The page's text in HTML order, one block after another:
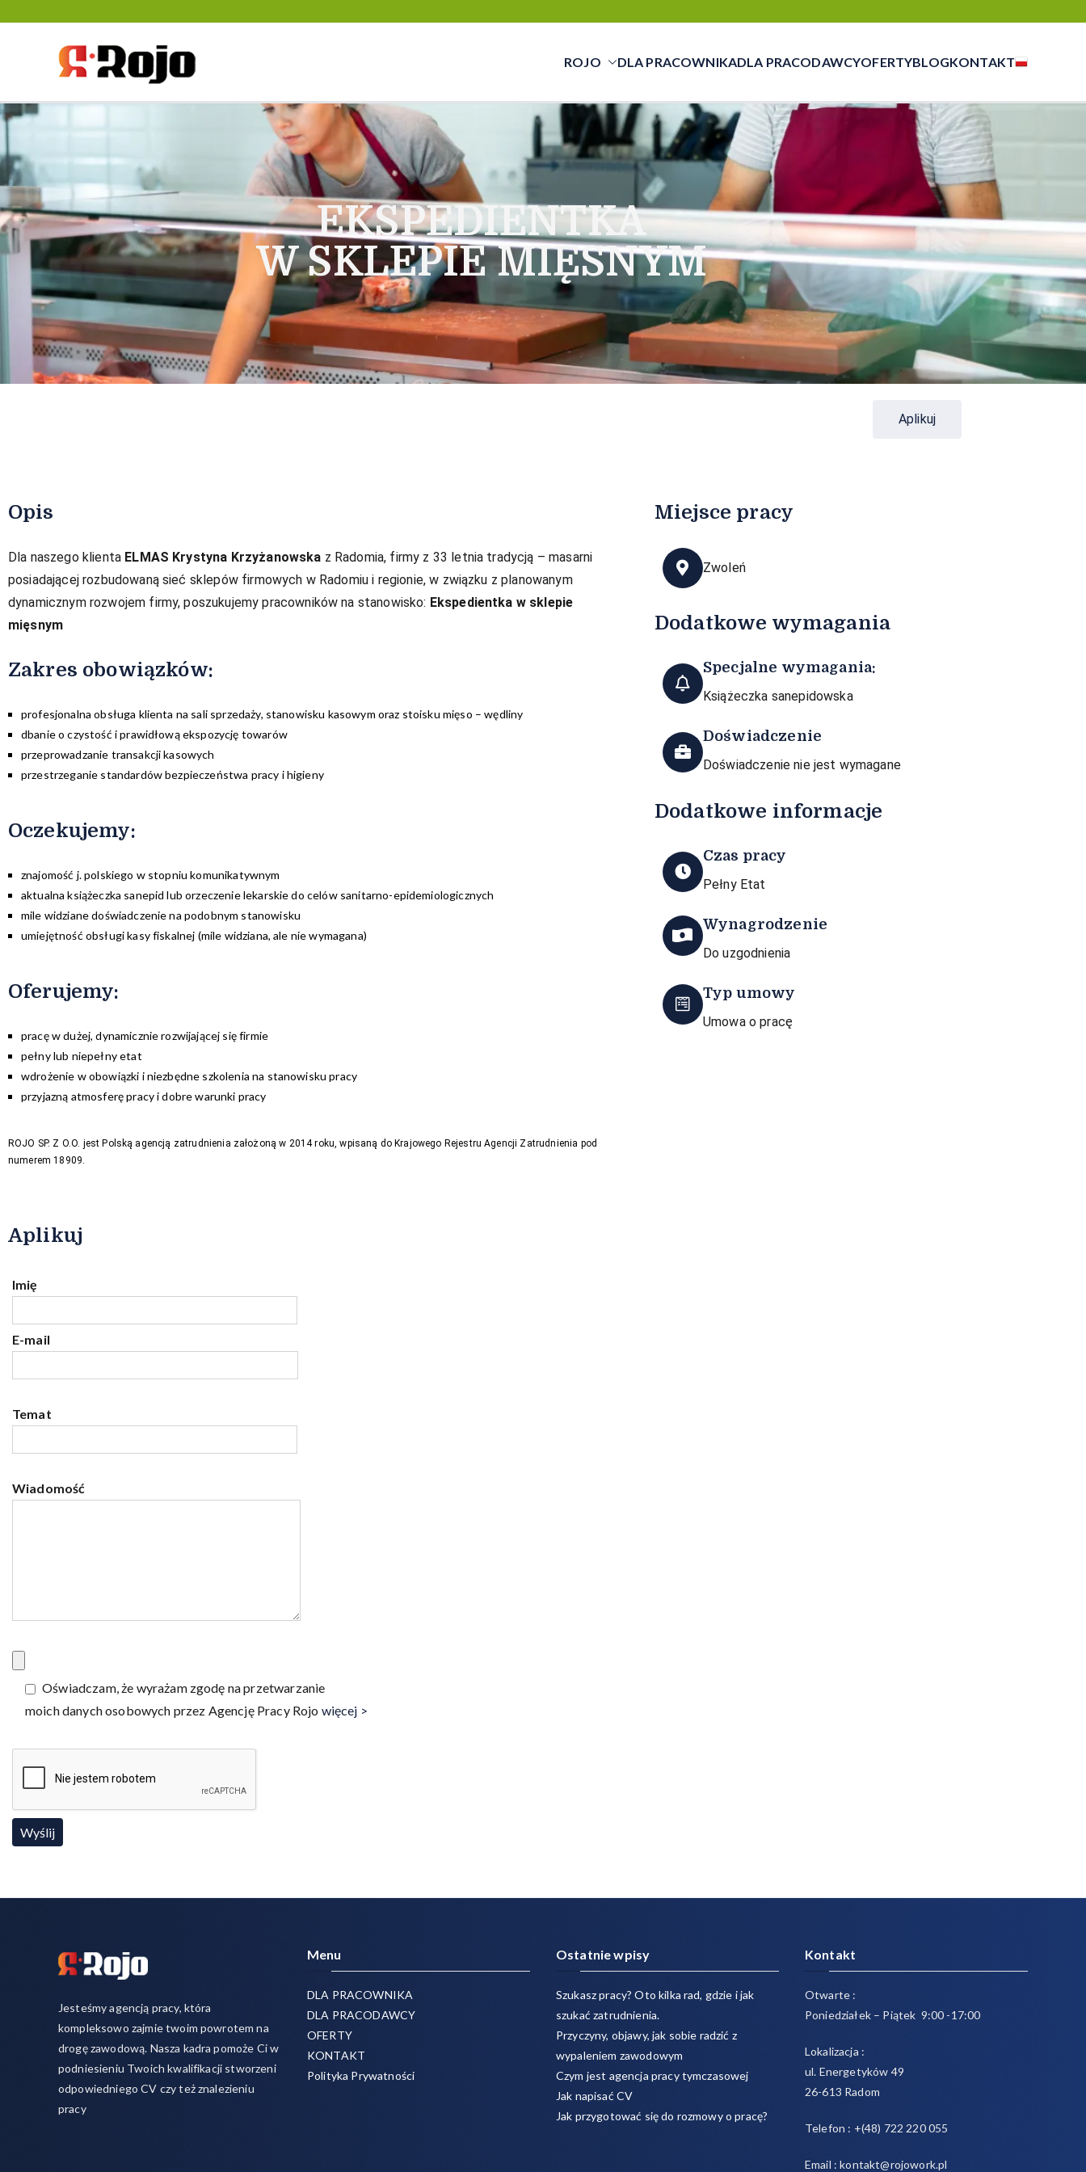
między pracodawcą a pracownikiem
ROJO DLA PRACOWNIKADLA PRACODAWCYOFERTYBLOGKONTAKT
EKSPEDIENTKA
W SKLEPIE MIĘSNYM
Aplikuj
Opis
Dla naszego klienta ELMAS Krystyna Krzyżanowska z Radomia, firmy z 33 letnia tradycją – masarni
posiadającej rozbudowaną sieć sklepów firmowych w Radomiu i regionie, w związku z planowanym
dynamicznym rozwojem firmy, poszukujemy pracowników na stanowisko: Ekspedientka w sklepie
mięsnym
Zakres obowiązków:​
profesjonalna obsługa klienta na sali sprzedaży, stanowisku kasowym oraz stoisku mięso – wędliny
dbanie o czystość i prawidłową ekspozycję towarów
przeprowadzanie transakcji kasowych
przestrzeganie standardów bezpieczeństwa pracy i higieny
Oczekujemy:
znajomość j. polskiego w stopniu komunikatywnym
aktualna książeczka sanepid lub orzeczenie lekarskie do celów sanitarno-epidemiologicznych
mile widziane doświadczenie na podobnym stanowisku
umiejętność obsługi kasy fiskalnej (mile widziana, ale nie wymagana)
Oferujemy:
pracę w dużej, dynamicznie rozwijającej się firmie
pełny lub niepełny etat
wdrożenie w obowiązki i niezbędne szkolenia na stanowisku pracy
przyjazną atmosferę pracy i dobre warunki pracy
ROJO SP. Z O.O. jest Polską agencją zatrudnienia założoną w 2014 roku, wpisaną do Krajowego Rejestru Agencji Zatrudnienia pod
numerem 18909.
Miejsce pracy
Zwoleń
Dodatkowe wymagania
Specjalne wymagania:
Książeczka sanepidowska
Doświadczenie
Doświadczenie nie jest wymagane
Dodatkowe informacje
Czas pracy
Pełny Etat
Wynagrodzenie
Do uzgodnienia
Typ umowy
Umowa o pracę
Aplikuj
Imię
E-mail
Temat
Wiadomość
Oświadczam, że wyrażam zgodę na przetwarzanie
moich danych osobowych przez Agencję Pracy Rojo więcej >
Jesteśmy agencją pracy, która
kompleksowo zajmie twoim powrotem na
drogę zawodową. Nasza kadra pomoże Ci w
podniesieniu Twoich kwalifikacji stworzeni
odpowiedniego CV czy też znalezieniu
pracy
Menu
DLA PRACOWNIKA
DLA PRACODAWCY
OFERTY
KONTAKT
Polityka Prywatności
Ostatnie wpisy
Szukasz pracy? Oto kilka rad, gdzie i jak
szukać zatrudnienia.
Przyczyny, objawy, jak sobie radzić z
wypaleniem zawodowym
Czym jest agencja pracy tymczasowej
Jak napisać CV
Jak przygotować się do rozmowy o pracę?
Kontakt
Otwarte :
Poniedziałek – Piątek 9:00 -17:00
Lokalizacja :
ul. Energetyków 49
26-613 Radom
Telefon : +(48) 722 220 055
Email : kontakt@rojowork.pl